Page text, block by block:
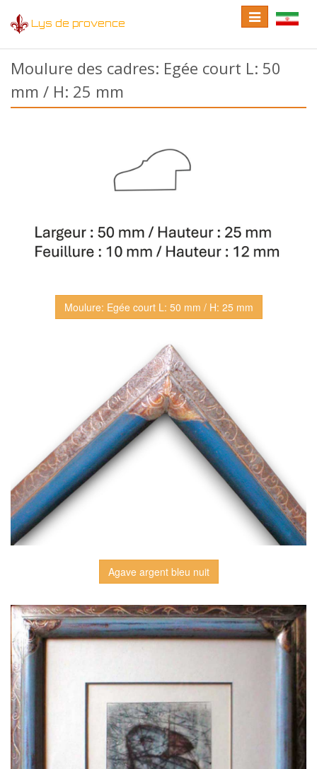
Lys de provence
Toggle
Toggle
navigation
Moulure des cadres: Egée court L: 50
mm / H: 25 mm
Moulure: Egée court L: 50 mm / H: 25 mm
Agave argent bleu nuit